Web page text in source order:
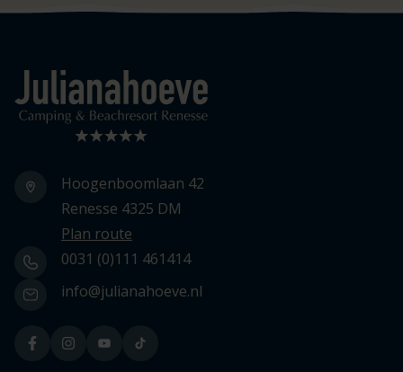
Logo Julianahoeve
Hoogenboomlaan 42
Renesse 4325 DM
Plan route
0031 (0)111 461414
info@julianahoeve.nl